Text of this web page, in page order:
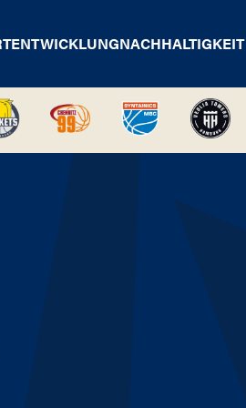
NACHHALTIGKEIT